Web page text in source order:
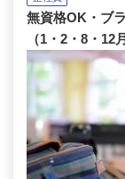
無資格OK・ブ
（1・2・8・